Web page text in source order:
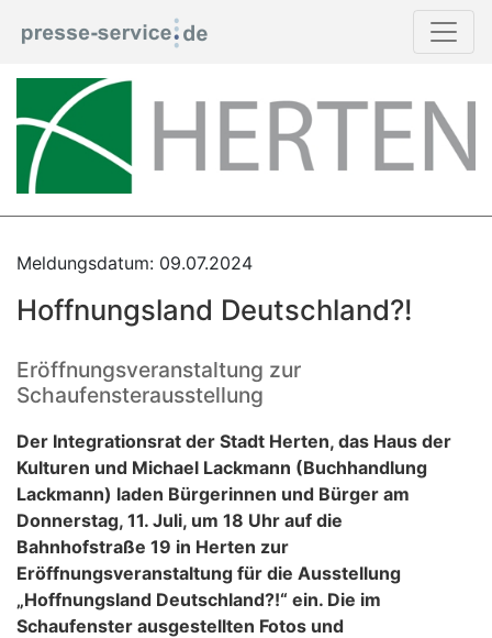
Meldungsdatum: 09.07.2024
Hoffnungsland Deutschland?!
Eröffnungsveranstaltung zur
Schaufensterausstellung
Der Integrationsrat der Stadt Herten, das Haus der
Kulturen und Michael Lackmann (Buchhandlung
Lackmann) laden Bürgerinnen und Bürger am
Donnerstag, 11. Juli, um 18 Uhr auf die
Bahnhofstraße 19 in Herten zur
Eröffnungsveranstaltung für die Ausstellung
„Hoffnungsland Deutschland?!“ ein. Die im
Schaufenster ausgestellten Fotos und